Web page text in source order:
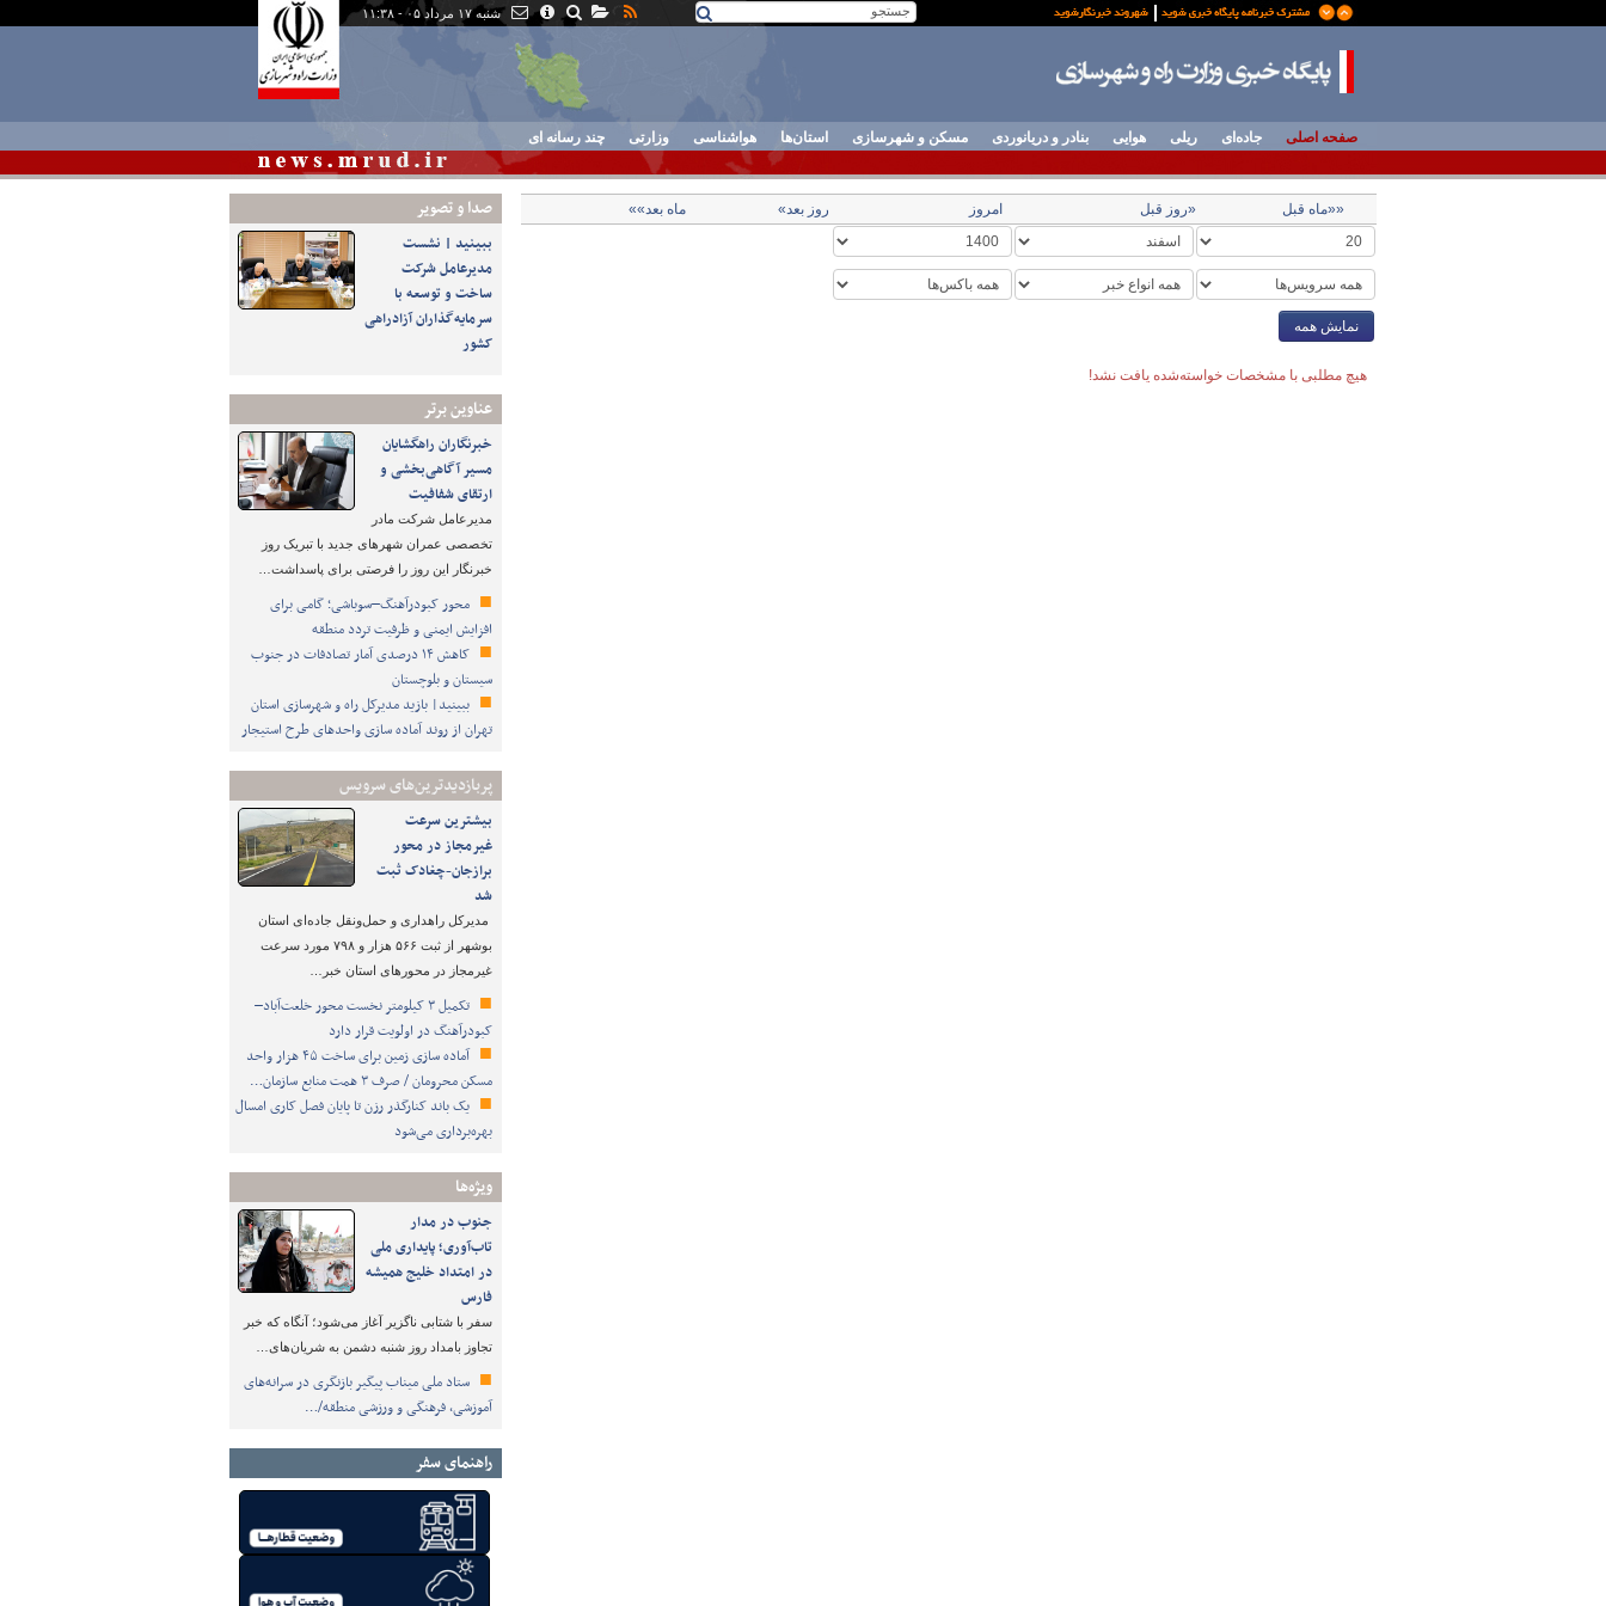
شنبه ۱۷ مرداد ۰۵ - ۱۱:۳۸
صفحه اصلی جاده‌ای ریلی هوایی بنادر و دریانوردی مسکن و شهرسازی استان‌ها هواشناسی وزارتی چند رسانه ای
صدا و تصوير
ببینید | نشست
مدیرعامل شرکت
ساخت و توسعه با
سرمایه‌گذاران آزادراهی
کشور
عناوین برتر
خبرنگاران راهگشایان
مسیر آگاهی‌بخشی و
ارتقای شفافیت
مدیرعامل شرکت مادر
تخصصی عمران شهرهای جدید با تبریک روز
خبرنگار این روز را فرصتی برای پاسداشت…
محور کبودرآهنگ–سوباشی؛ گامی برای
افزایش ایمنی و ظرفیت تردد منطقه
کاهش ۱۴ درصدی آمار تصادفات در جنوب
سیستان و بلوچستان
ببینید| بازید مدیرکل راه و شهرسازی استان
تهران از روند آماده سازی واحدهای طرح استیجار
پربازدیدترین‌های سرویس
بیشترین سرعت
غیرمجاز در محور
برازجان-چغادک ثبت
شد
مدیرکل راهداری و حمل‌ونقل جاده‌ای استان
بوشهر از ثبت ۵۶۶ هزار و ۷۹۸ مورد سرعت
غیرمجاز در محورهای استان خبر…
تکمیل ۳ کیلومتر نخست محور خلعت‌آباد–
کبودرآهنگ در اولویت قرار دارد
آماده سازی زمین برای ساخت ۴۵ هزار واحد
مسکن محرومان / صرف ۳ همت منابع سازمان…
یک باند کنارگذر رزن تا پایان فصل کاری امسال
بهره‌برداری می‌شود
ویژه‌ها
جنوب در مدار
تاب‌آوری؛ پایداری ملی
در امتداد خلیج همیشه
فارس
سفر با شتابی ناگزیر آغاز می‌شود؛ آنگاه که خبر
تجاوز بامداد روز شنبه دشمن به شریان‌های…
ستاد ملی میناب پیگیر بازنگری در سرانه‌های
آموزشی، فرهنگی و ورزشی منطقه/…
راهنمای سفر
««ماه قبل «روز قبل امروز روز بعد» ماه بعد»»
نمایش همه
هیچ مطلبی با مشخصات خواسته‌شده یافت نشد!